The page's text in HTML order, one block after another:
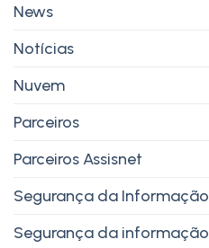
News
Notícias
Nuvem
Parceiros
Parceiros Assisnet
Segurança da Informação
Segurança da informação